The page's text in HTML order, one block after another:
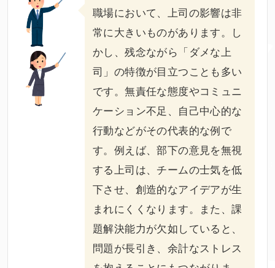
職場において、 上司の影響は非
常に大きいものがあります。し
かし、残念ながら「ダメな上
司」の特徴が目立つことも多い
です。無責任な態度やコミュニ
ケーション不足、自己中心的な
行動などがその代表的な例で
す。例えば、部下の意見を無視
する上司は、チームの士気を低
下させ、創造的なアイデアが生
まれにくくなります。また、課
題解決能力が欠如していると、
問題が長引き、余計なストレス